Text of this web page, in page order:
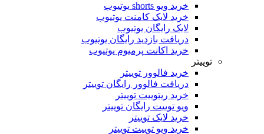
خرید ویو shorts یوتیوب
خرید لایک کامنت یوتیوب
لایک رایگان یوتیوب
دریافت بازدید رایگان یوتیوب
خرید اکانت پرمیوم یوتیوب
توییتر
خرید فالوور توییتر
دریافت فالوور رایگان توییتر
خرید ریتوییت توییتر
ویو توییت رایگان توییتر
خرید لایک توییتر
خرید ویو توییت توییتر